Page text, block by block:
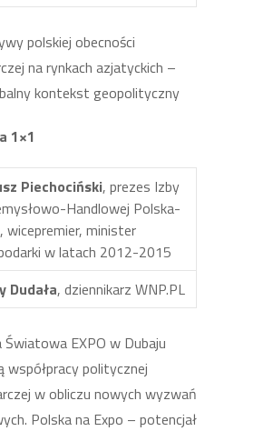
polskiej obecności
na rynkach azjatyckich –
kontekst geopolityczny
1×1
Piechociński, prezes Izby
Handlowej Polska-
wicepremier, minister
w latach 2012-2015
Dudała, dziennikarz WNP.PL
EXPO w Dubaju
politycznej
w obliczu nowych wyzwań
Polska na Expo – potencjał